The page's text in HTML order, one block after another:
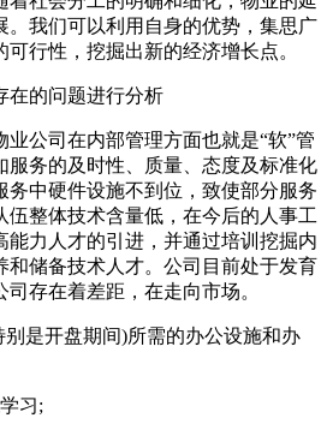
。我们可以利用自身的优势，集思广
行性，挖掘出新的经济增长点。
在的问题进行分析
公司在内部管理方面也就是“软”管
服务的及时性、质量、态度及标准化
务中硬件设施不到位，致使部分服务
伍整体技术含量低，在今后的人事工
能力人才的引进，并通过培训挖掘内
和储备技术人才。公司目前处于发育
存在着差距，在走向市场。
是开盘期间)所需的办公设施和办
习;